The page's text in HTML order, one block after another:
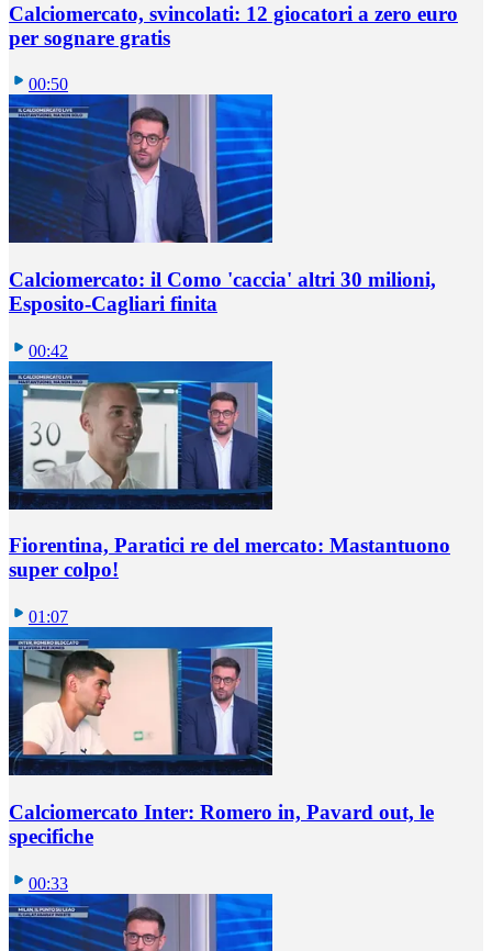
Calciomercato, svincolati: 12 giocatori a zero euro
per sognare gratis
00:50
Calciomercato: il Como 'caccia' altri 30 milioni,
Esposito-Cagliari finita
00:42
Fiorentina, Paratici re del mercato: Mastantuono
super colpo!
01:07
Calciomercato Inter: Romero in, Pavard out, le
specifiche
00:33